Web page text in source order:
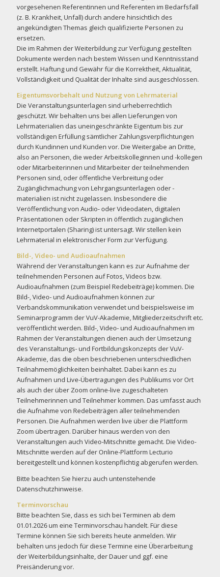
vorgesehenen Referentinnen und Referenten im Bedarfsfall
(z. B. Krankheit, Unfall) durch andere hinsichtlich des
angekündigten Themas gleich qualifizierte Personen zu
ersetzen.
Die im Rahmen der Weiterbildung zur Verfügung gestellten
Dokumente werden nach bestem Wissen und Kenntnisstand
erstellt. Haftung und Gewähr für die Korrektheit, Aktualität,
Vollständigkeit und Qualität der Inhalte sind ausgeschlossen.
Eigentumsvorbehalt und Nutzung von Lehrmaterial
Die Veranstaltungsunterlagen sind urheberrechtlich
geschützt. Wir behalten uns bei allen Lieferungen von
Lehrmaterialien das uneingeschränkte Eigentum bis zur
vollständigen Erfüllung sämtlicher Zahlungsverpflichtungen
durch Kundinnen und Kunden vor. Die Weitergabe an Dritte,
also an Personen, die weder Arbeitskolleginnen und -kollegen
oder Mitarbeiterinnen und Mitarbeiter der teilnehmenden
Personen sind, oder öffentliche Verbreitung oder
Zugänglichmachung von Lehrgangsunterlagen oder -
materialien ist nicht zugelassen. Insbesondere die
Veröffentlichung von Audio- oder Videodaten, digitalen
Präsentationen oder Skripten in öffentlich zugänglichen
Internetportalen (Sharing) ist untersagt. Wir stellen kein
Lehrmaterial in elektronischer Form zur Verfügung.
Bild-, Video- und Audioaufnahmen
Während der Veranstaltungen kann es zur Aufnahme der
teilnehmenden Personen auf Fotos, Videos bzw.
Audioaufnahmen (zum Beispiel Redebeiträge) kommen. Die
Bild-, Video- und Audioaufnahmen können zur
Verbandskommunikation verwendet und beispielsweise im
Seminarprogramm der VuV-Akademie, Mitgliederzeitschrift etc.
veröffentlicht werden. Bild-, Video- und Audioaufnahmen im
Rahmen der Veranstaltungen dienen auch der Umsetzung
des Veranstaltungs- und Fortbildungskonzepts der VuV-
Akademie, das die oben beschriebenen unterschiedlichen
Teilnahmemöglichkeiten beinhaltet. Dabei kann es zu
Aufnahmen und Live-Übertragungen des Publikums vor Ort
als auch der über Zoom online-live zugeschalteten
Teilnehmerinnen und Teilnehmer kommen. Das umfasst auch
die Aufnahme von Redebeiträgen aller teilnehmenden
Personen. Die Aufnahmen werden live über die Plattform
Zoom übertragen. Darüber hinaus werden von den
Veranstaltungen auch Video-Mitschnitte gemacht. Die Video-
Mitschnitte werden auf der Online-Plattform Lecturio
bereitgestellt und können kostenpflichtig abgerufen werden.
Bitte beachten Sie hierzu auch untenstehende
Datenschutzhinweise.
Terminvorschau
Bitte beachten Sie, dass es sich bei Terminen ab dem
01.01.2026 um eine Terminvorschau handelt. Für diese
Termine können Sie sich bereits heute anmelden. Wir
behalten uns jedoch für diese Termine eine Überarbeitung
der Weiterbildungsinhalte, der Dauer und ggf. eine
Preisänderung vor.